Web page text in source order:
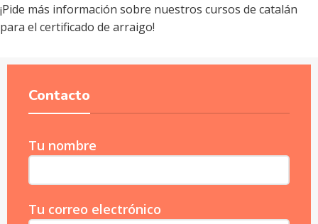
¡Pide más información sobre nuestros cursos de catalán
para el certificado de arraigo!
Contacto
Tu nombre
Tu correo electrónico